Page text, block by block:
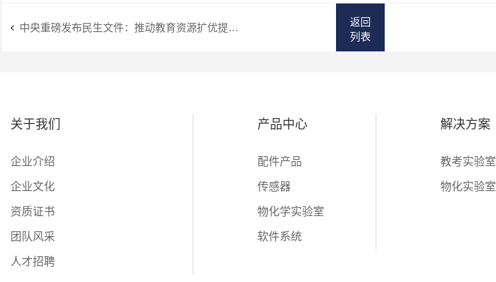
中央重磅发布民生文件：推动教育资源扩优提质，让更多孩子“上好学”
返回
列表
关于我们
企业介绍
企业文化
资质证书
团队风采
人才招聘
产品中心
配件产品
传感器
物化学实验室
软件系统
解决方案
教考实验室
物化实验室